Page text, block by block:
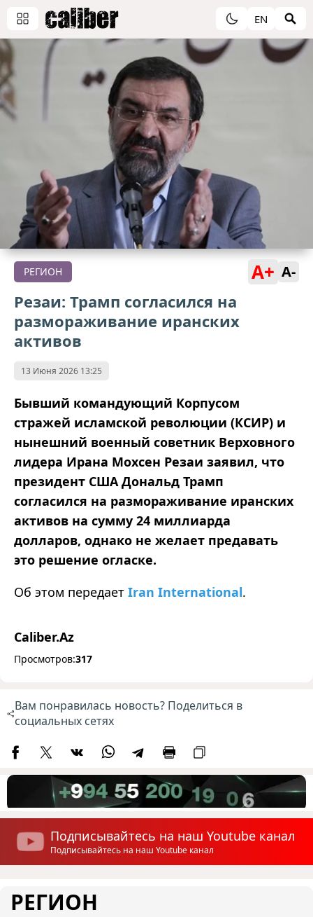
EN
РЕГИОН A+ A-
Резаи: Трамп согласился на
размораживание иранских
активов
13 Июня 2026 13:25
Бывший командующий Корпусом
стражей исламской революции (КСИР) и
нынешний военный советник Верховного
лидера Ирана Мохсен Резаи заявил, что
президент США Дональд Трамп
согласился на размораживание иранских
активов на сумму 24 миллиарда
долларов, однако не желает предавать
это решение огласке.
Об этом передает Iran International.
Caliber.Az
Просмотров:317
Вам понравилась новость? Поделиться в
социальных сетях
Подписывайтесь на наш Youtube канал
Подписывайтесь на наш Youtube канал
РЕГИОН